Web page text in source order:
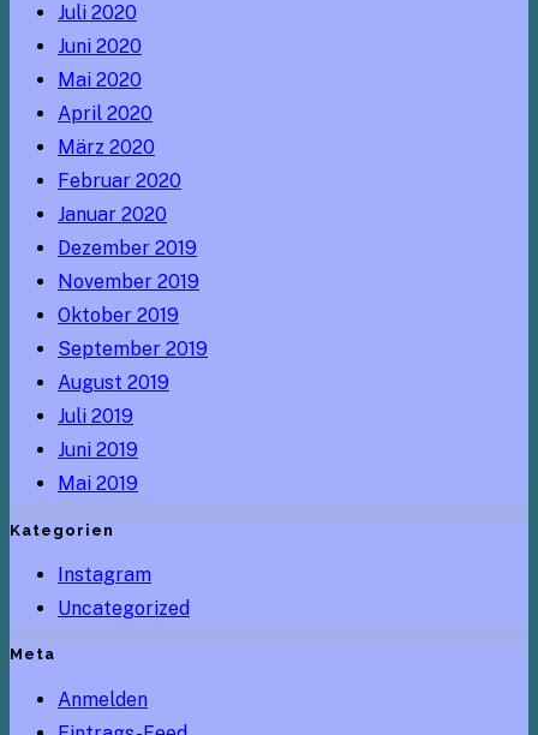
Juli 2020
Juni 2020
Mai 2020
April 2020
März 2020
Februar 2020
Januar 2020
Dezember 2019
November 2019
Oktober 2019
September 2019
August 2019
Juli 2019
Juni 2019
Mai 2019
Kategorien
Instagram
Uncategorized
Meta
Anmelden